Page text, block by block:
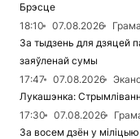
Брэсце
18:10
07.08.2026
За тыдзень для дзяцей
заяўленай сумы
17:47
07.08.2026
Лукашэнка:
17:30
07.08.2026
За восем дзён у